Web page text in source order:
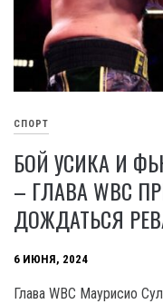
СПОРТ
БОЙ УСИКА И
– ГЛАВА WBC
ДОЖДАТЬСЯ
6 ИЮНЯ, 2024
Глава WBC Маурисио